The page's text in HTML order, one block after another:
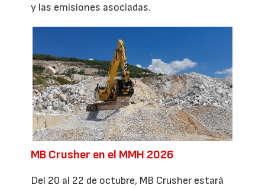
y las emisiones asociadas.
MB Crusher en el MMH 2026
Del 20 al 22 de octubre, MB Crusher estará